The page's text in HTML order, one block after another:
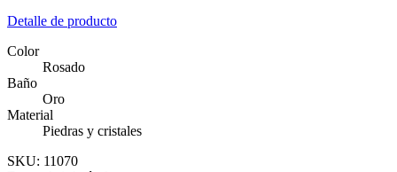
Detalle de producto
Color
Rosado
Baño
Oro
Material
Piedras y cristales
SKU: 11070